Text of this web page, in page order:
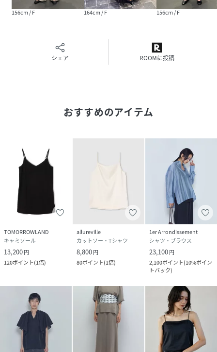
156cm / F 164cm / F 156cm / F
シェア ROOMに投稿
おすすめのアイテム
TOMORROWLAND
キャミソール
13,200円
120ポイント(1倍)
allureville
カットソー・Tシャツ
8,800円
80ポイント(1倍)
1er Arrondissement
シャツ・ブラウス
23,100円
2,100ポイント(10%ポイン
トバック)